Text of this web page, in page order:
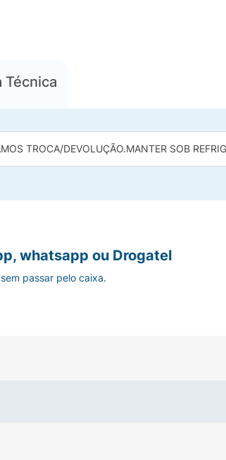
Técnica
TROCA/DEVOLUÇÃO.MANTER SOB
whatsapp ou Drogatel
passar pelo caixa.